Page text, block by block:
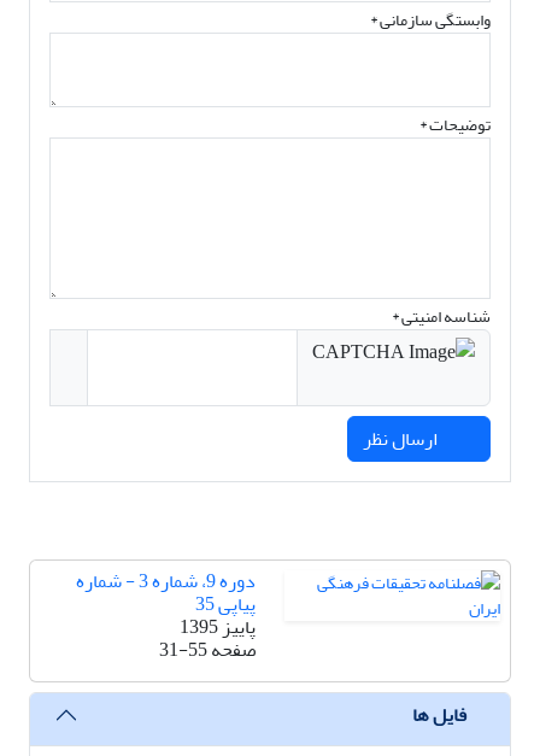
وابستگی سازمانی *
توضیحات *
شناسه امنیتی *
دوره 9، شماره 3 - شماره
پیاپی 35
پاییز 1395
صفحه31-55
فایل ها